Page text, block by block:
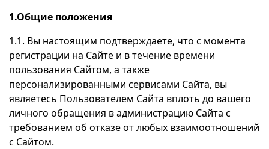
1.Общие положения
1.1. Вы настоящим подтверждаете, что с момента
регистрации на Сайте и в течение времени
пользования Сайтом, а также
персонализированными сервисами Сайта, вы
являетесь Пользователем Сайта вплоть до вашего
личного обращения в администрацию Сайта с
требованием об отказе от любых взаимоотношений
с Сайтом.